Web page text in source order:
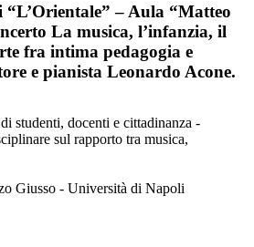
– Aula “Matteo
La musica, l’infanzia, il
fra intima pedagogia e
e pianista Leonardo Acone.
studenti, docenti e cittadinanza -
sul rapporto tra musica,
Giusso - Università di Napoli